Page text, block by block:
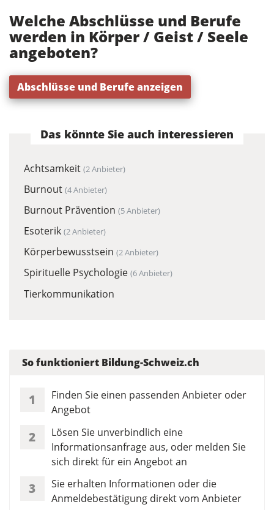
Welche Abschlüsse und Berufe
werden in Körper / Geist / Seele
angeboten?
Abschlüsse und Berufe anzeigen
Das könnte Sie auch interessieren
Achtsamkeit (2 Anbieter)
Burnout (4 Anbieter)
Burnout Prävention (5 Anbieter)
Esoterik (2 Anbieter)
Körperbewusstsein (2 Anbieter)
Spirituelle Psychologie (6 Anbieter)
Tierkommunikation
So funktioniert Bildung-Schweiz.ch
1
Finden Sie einen passenden Anbieter oder
Angebot
2
Lösen Sie unverbindlich eine
Informationsanfrage aus, oder melden Sie
sich direkt für ein Angebot an
3
Sie erhalten Informationen oder die
Anmeldebestätigung direkt vom Anbieter